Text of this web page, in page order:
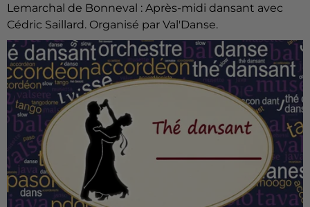
Lemarchal de Bonneval : Après-midi dansant avec
Cédric Saillard. Organisé par Val'Danse.